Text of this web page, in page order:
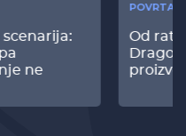
ne
Od